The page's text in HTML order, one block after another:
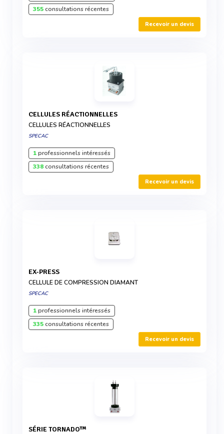
355consultations récentes
Recevoir un devis
CELLULES RÉACTIONNELLES
CELLULES RÉACTIONNELLES
SPECAC
1professionnels intéressés
338consultations récentes
Recevoir un devis
EX-PRESS
CELLULE DE COMPRESSION DIAMANT
SPECAC
1professionnels intéressés
335consultations récentes
Recevoir un devis
SÉRIE TORNADO™